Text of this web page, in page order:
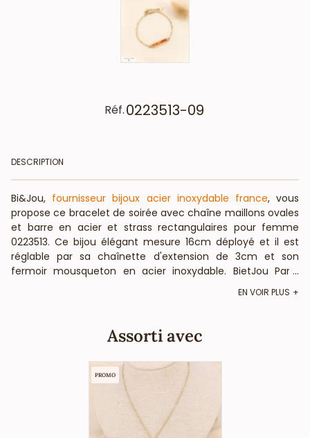
Réf.0223513-09
DESCRIPTION
Bi&Jou, fournisseur bijoux acier inoxydable france, vous
propose ce bracelet de soirée avec chaîne maillons ovales
et barre en acier et strass rectangulaires pour femme
0223513. Ce bijou élégant mesure 16cm déployé et il est
réglable par sa chaînette d'extension de 3cm et son
fermoir mousqueton en acier inoxydable. BietJou Paris,
de la beauté, vous informe que ce bracelet chic en acier
de nickel, plomb ni cadmium et est anti-allergique
(conformément aux lois françaises et européennes).
...
EN VOIR PLUS
Assorti avec
PROMO